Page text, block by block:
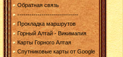
Обратная связь
------------------------------
Прокладка маршрутов
Горный Алтай - Викимапия
Карты Горного Алтая
Спутниковые карты от Google